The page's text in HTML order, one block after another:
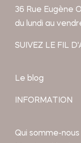
36 Rue Eugène
du lundi au
SUIVEZ LE FIL
Le blog
INFORMATION
Qui somme-nous